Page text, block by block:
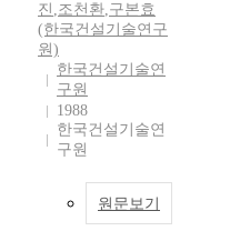
진 ,조천환,구본효
(한국건설기술연구
원)
한국건설기술연
구원
1988
한국건설기술연
구원
원문보기